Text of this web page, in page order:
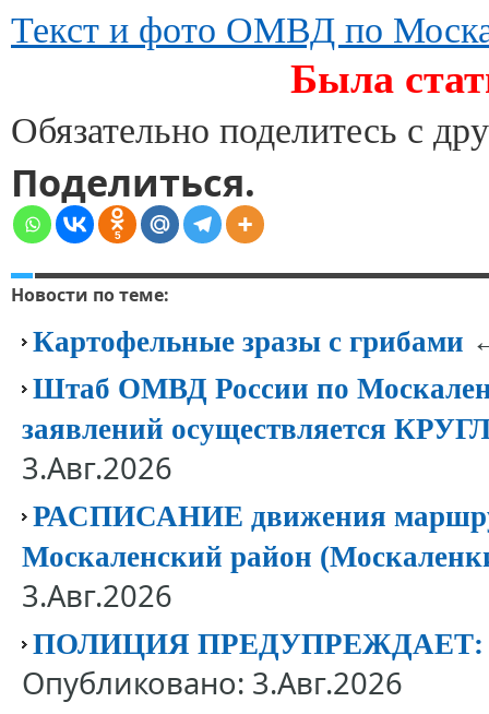
Текст и фото ОМВД по
Была
Обязательно поделитесь с
Поделиться.
5
Новости по теме:
Картофельные зразы с грибами
Штаб ОМВД России по
заявлений осуществляется
3.Авг.2026
РАСПИСАНИЕ движения
Москаленский район
3.Авг.2026
ПОЛИЦИЯ
Опубликовано: 3.Авг.2026